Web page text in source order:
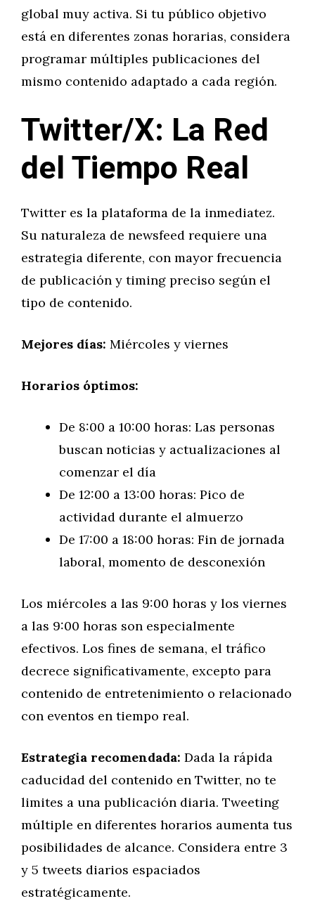
global muy activa. Si tu público objetivo
está en diferentes zonas horarias, considera
programar múltiples publicaciones del
mismo contenido adaptado a cada región.
Twitter/X: La Red
del Tiempo Real
Twitter es la plataforma de la inmediatez.
Su naturaleza de newsfeed requiere una
estrategia diferente, con mayor frecuencia
de publicación y timing preciso según el
tipo de contenido.
Mejores días: Miércoles y viernes
Horarios óptimos:
De 8:00 a 10:00 horas: Las personas
buscan noticias y actualizaciones al
comenzar el día
De 12:00 a 13:00 horas: Pico de
actividad durante el almuerzo
De 17:00 a 18:00 horas: Fin de jornada
laboral, momento de desconexión
Los miércoles a las 9:00 horas y los viernes
a las 9:00 horas son especialmente
efectivos. Los fines de semana, el tráfico
decrece significativamente, excepto para
contenido de entretenimiento o relacionado
con eventos en tiempo real.
Estrategia recomendada: Dada la rápida
caducidad del contenido en Twitter, no te
limites a una publicación diaria. Tweeting
múltiple en diferentes horarios aumenta tus
posibilidades de alcance. Considera entre 3
y 5 tweets diarios espaciados
estratégicamente.